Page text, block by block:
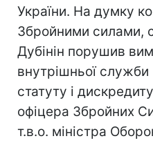
України. На думку
Збройними силами,
Дубінін порушив
внутрішньої
статуту і
офіцера Збройних
т.в.о. міністра